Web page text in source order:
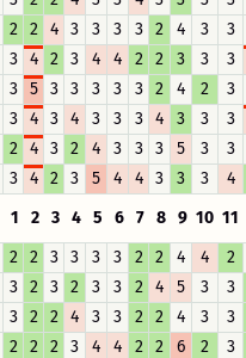
2 2 4 3 3 3 3 2 4 3
3
3 4 2 3 4 4 2 2 3 3
3
3 5 3 3 3 3 3 2 4 2
3
3 4 3 4 3 3 3 4 3 3
3
2 4 3 2 4 3 3 3 5 3
3
3 4 2 3 5 4 4 3 3 3
4
1 2 3 4 5 6 7 8 9 10 11
2 2 3 3 3 3 2 2 4 4
2
3 2 3 2 3 3 2 4 5 3
3
3 2 2 4 3 3 2 2 4 3
3
2 2 2 3 4 4 2 2 6 2
3